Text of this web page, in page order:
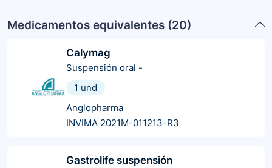
Medicamentos equivalentes (20)
Calymag
Suspensión oral -
1 und
Anglopharma
INVIMA 2021M-011213-R3
Gastrolife suspensión